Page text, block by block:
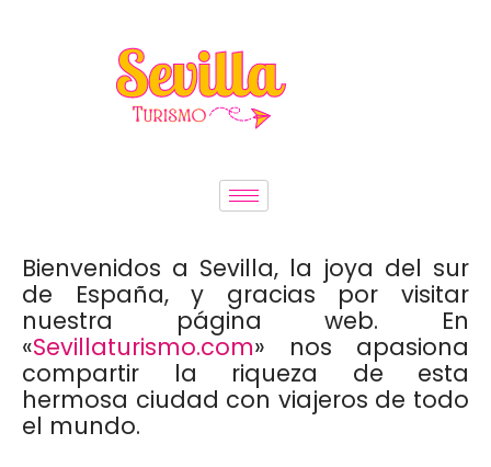
Bienvenidos a Sevilla, la joya del sur
de España, y gracias por visitar
nuestra página web. En
«Sevillaturismo.com» nos apasiona
compartir la riqueza de esta
hermosa ciudad con viajeros de todo
el mundo.